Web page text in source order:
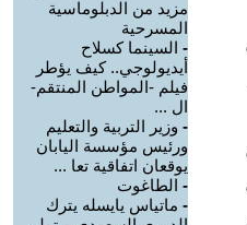
مزيد من الدبلوماسية
المسرحية
- السينما كسلاح
أيديولوجي.. كيف يؤطر
فيلم -المواطن المنتقم-
ال ...
- وزير التربية والتعليم
ورئيس مؤسسة اليابان
يوقعان اتفاقية تعا ...
- الطاغوت
- ماتياس يايسله يترك